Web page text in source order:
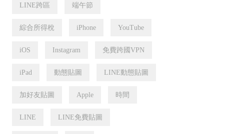
LINE跨區 端午節
綜合所得稅 iPhone YouTube
iOS Instagram 免費跨國VPN
iPad 動態貼圖 LINE動態貼圖
加好友貼圖 Apple 時間
LINE LINE免費貼圖